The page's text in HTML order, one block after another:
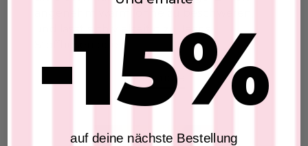
Leinenhose
SKU: 2607204
$53.05
Add to Cart
Stoffhosen oder...
Read more
-15%
auf deine nächste Bestellung